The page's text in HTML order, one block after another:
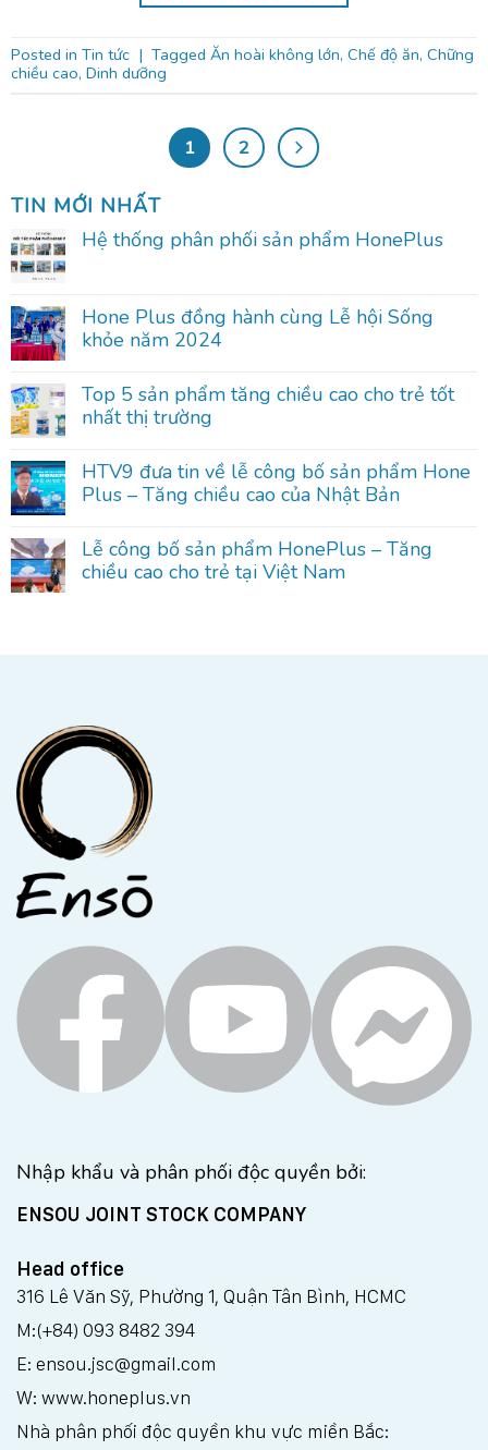
Posted in Tin tức | Tagged Ăn hoài không lớn, Chế độ ăn, Chững
chiều cao, Dinh dưỡng
1 2
TIN MỚI NHẤT
Hệ thống phân phối sản phẩm HonePlus
Hone Plus đồng hành cùng Lễ hội Sống
khỏe năm 2024
Top 5 sản phẩm tăng chiều cao cho trẻ tốt
nhất thị trường
HTV9 đưa tin về lễ công bố sản phẩm Hone
Plus – Tăng chiều cao của Nhật Bản
Lễ công bố sản phẩm HonePlus – Tăng
chiều cao cho trẻ tại Việt Nam
Nhập khẩu và phân phối độc quyền bởi:
ENSOU JOINT STOCK COMPANY
Head office
316 Lê Văn Sỹ, Phường 1, Quận Tân Bình, HCMC
M:(+84) 093 8482 394
E: ensou.jsc@gmail.com
W: www.honeplus.vn
Nhà phân phối độc quyền khu vực miền Bắc: